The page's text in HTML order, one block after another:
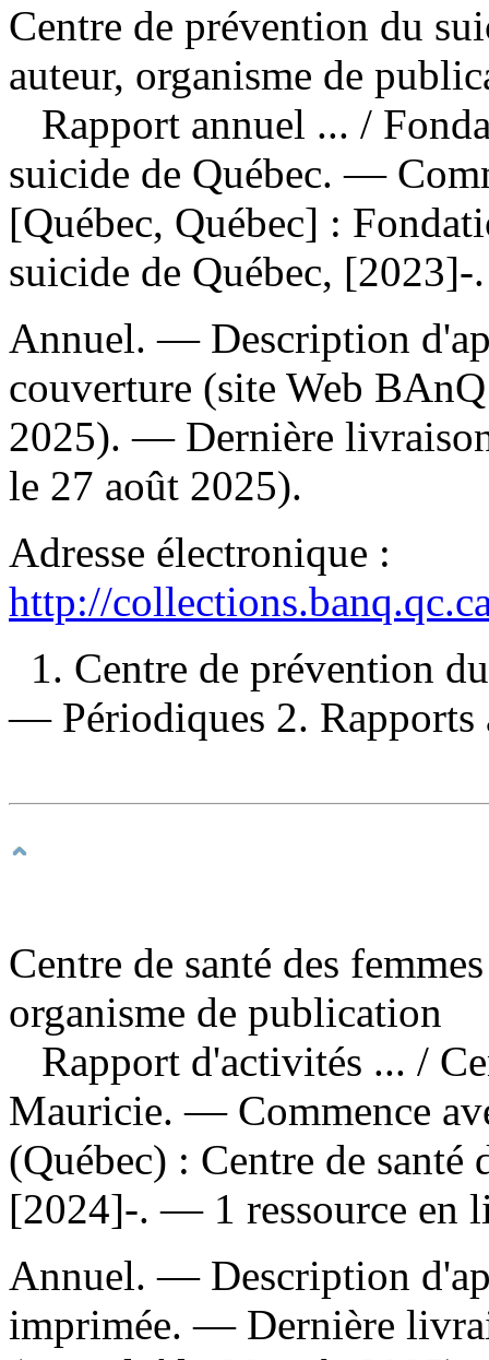
Centre de prévention du
auteur, organisme de
Rapport annuel ... /
suicide de Québec. —
[Québec, Québec] :
suicide de Québec,
Annuel. — Description
couverture (site Web
2025). — Dernière
le 27 août 2025).
Adresse électronique :
http://
1. Centre de prévention
— Périodiques 2. Rapports
Centre de santé des
organisme de publication
Rapport d'activités ... /
Mauricie. — Commence
(Québec) : Centre de
[2024]-. — 1 ressource en
Annuel. — Description
imprimée. — Dernière